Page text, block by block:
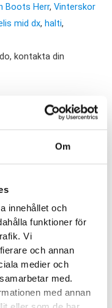
Om
innehållet och
funktioner för
Vi
och annan
medier och
med.
med annan
Boots Herr, Vinterskor
mid dx, halti,
kontakta din
polyester), vattentätt
Odengatan,
ett aktivt uteliv. De